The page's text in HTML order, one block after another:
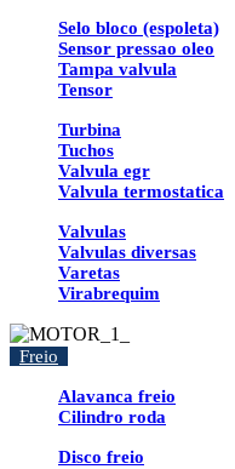
Selo bloco (espoleta)
Sensor pressao oleo
Tampa valvula
Tensor
Turbina
Tuchos
Valvula egr
Valvula termostatica
Valvulas
Valvulas diversas
Varetas
Virabrequim
Freio
Alavanca freio
Cilindro roda
Disco freio